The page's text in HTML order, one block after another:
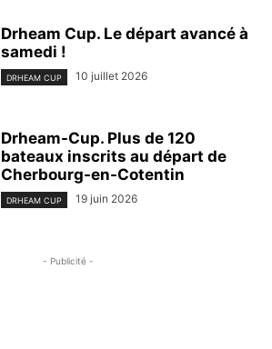
Drheam Cup. Le départ avancé à
samedi !
DRHEAM CUP 10 juillet 2026
Drheam-Cup. Plus de 120
bateaux inscrits au départ de
Cherbourg-en-Cotentin
DRHEAM CUP 19 juin 2026
- Publicité -